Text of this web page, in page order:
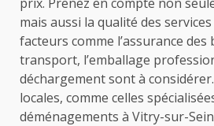
mais aussi la qualité des
facteurs comme l’assurance
transport, l’emballage
déchargement sont à
locales, comme celles
déménagements à Vitry-sur-